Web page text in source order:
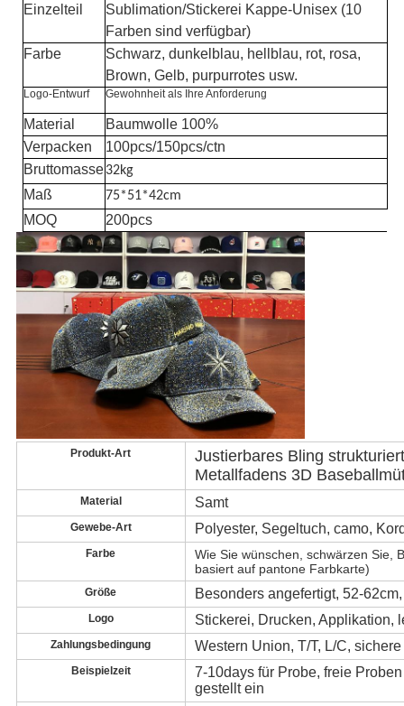
Einzelteil
Sublimation/Stickerei Kappe-Unisex (10
Farben sind verfügbar)
Farbe
Schwarz, dunkelblau, hellblau, rot, rosa,
Brown, Gelb, purpurrotes usw.
Logo-Entwurf Gewohnheit als Ihre Anforderung
Material
Baumwolle 100%
Verpacken
100pcs/150pcs/ctn
Bruttomasse32kg
Maß 75*51*42cm
MOQ 200pcs
Produkt-Art
Justierbares Bling
Metallfadens 3D
Material Samt
Gewebe-Art Polyester, Segeltuch, camo,
Farbe
Wie Sie wünschen, schwärzen Sie,
basiert auf pantone Farbkarte)
Größe Besonders angefertigt, 52-
Logo Stickerei, Drucken, Applikation,
Zahlungsbedingung Western Union, T/T, L/C,
Beispielzeit
7-10days für Probe, freie
gestellt ein